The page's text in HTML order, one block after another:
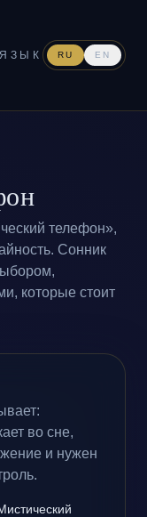
ЯЗЫК RU EN
телефон»,
Сонник
которые стоит
во сне,
и нужен